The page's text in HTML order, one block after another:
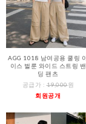
AGG 1018 남여공용 쿨링
이스 벌룬 와이드 스트링 밴
딩 팬츠
공급가 :19,000원
회원공개